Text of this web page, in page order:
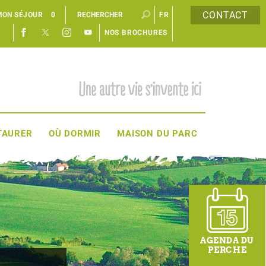
CONTACT
EN
FR
SÉJOUR 0
NOS BROCHURES
OÙ DORMIR MAISON DU PARC
AGENDA DU
PERCHE